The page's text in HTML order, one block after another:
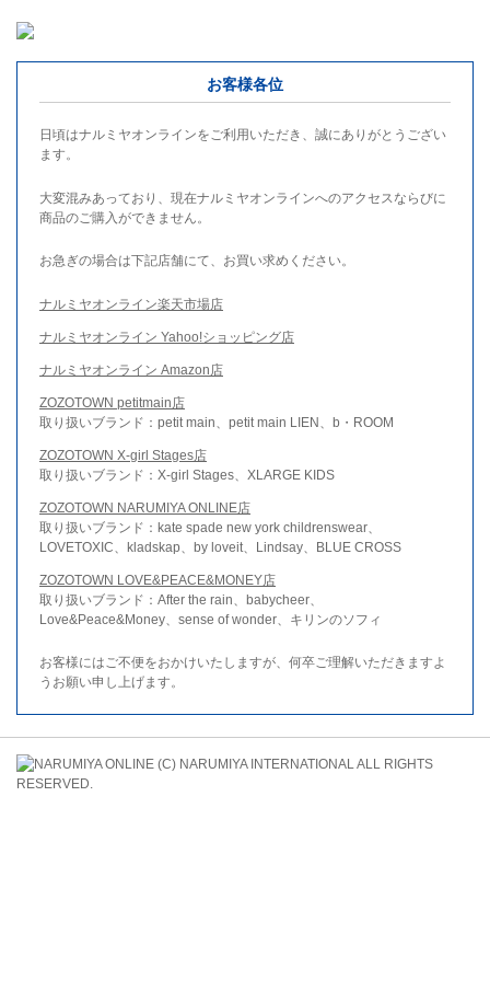
お客様各位
日頃はナルミヤオンラインをご利用いただき、誠にありがとうござい
ます。
大変混みあっており、現在ナルミヤオンラインへのアクセスならびに
商品のご購入ができません。
お急ぎの場合は下記店舗にて、お買い求めください。
ナルミヤオンライン楽天市場店
ナルミヤオンライン Yahoo!ショッピング店
ナルミヤオンライン Amazon店
ZOZOTOWN petitmain店
取り扱いブランド：petit main、petit main LIEN、b・ROOM
ZOZOTOWN X-girl Stages店
取り扱いブランド：X-girl Stages、XLARGE KIDS
ZOZOTOWN NARUMIYA ONLINE店
取り扱いブランド：kate spade new york childrenswear、
LOVETOXIC、kladskap、by loveit、Lindsay、BLUE CROSS
ZOZOTOWN LOVE&PEACE&MONEY店
取り扱いブランド：After the rain、babycheer、
Love&Peace&Money、sense of wonder、キリンのソフィ
お客様にはご不便をおかけいたしますが、何卒ご理解いただきますよ
うお願い申し上げます。